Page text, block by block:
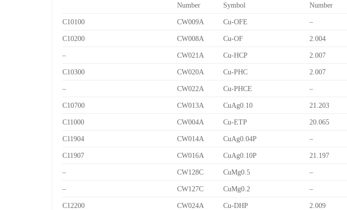
Number Symbol Number
C10100 CW009A Cu-OFE –
C10200 CW008A Cu-OF 2.004
– CW021A Cu-HCP 2.007
C10300 CW020A Cu-PHC 2.007
– CW022A Cu-PHCE –
C10700 CW013A CuAg0.10 21.203
C11000 CW004A Cu-ETP 20.065
C11904 CW014A CuAg0.04P –
C11907 CW016A CuAg0.10P 21.197
– CW128C CuMg0.5 –
– CW127C CuMg0.2 –
C12200 CW024A Cu-DHP 2.009